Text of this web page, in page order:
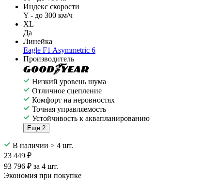
Индекс скорости
Y - до 300 км/ч
XL
Да
Линейка
Eagle F1 Asymmetric 6
Производитель
Низкий уровень шума
Отличное сцепление
Комфорт на неровностях
Точная управляемость
Устойчивость к аквапланированию
Еще 2
В наличии > 4 шт.
23 449 ₽
93 796 ₽ за 4 шт.
Экономия при покупке